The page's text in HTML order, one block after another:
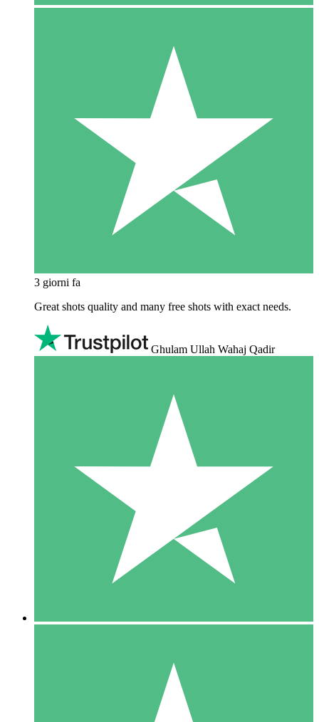
3 giorni fa
Great shots quality and many free shots with exact needs.
Ghulam Ullah Wahaj Qadir